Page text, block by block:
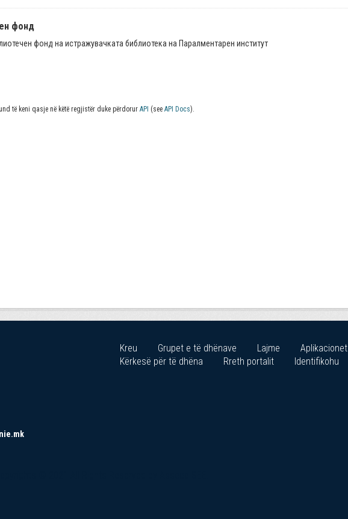
фонд
фонд на истражувачката библиотека на Паралментарен институт
të keni qasje në këtë regjistër duke përdorur API (see API Docs).
Kreu Grupet e të dhënave Lajme Aplikacionet
Kërkesë për të dhëna
Rreth portalit Identifikohu